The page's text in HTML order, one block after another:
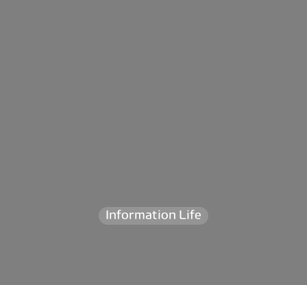
Information Life